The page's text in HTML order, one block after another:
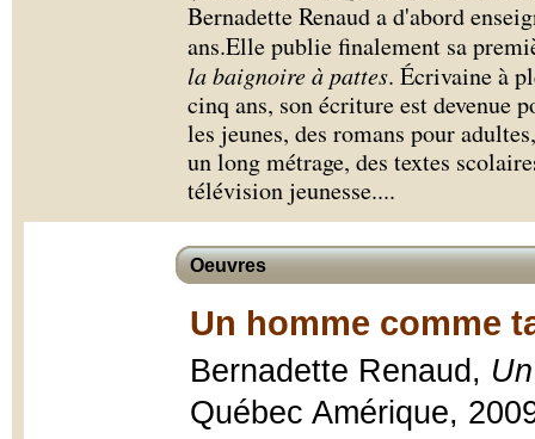
Bernadette Renaud a d'abord
ans.Elle publie finalement sa
la baignoire à pattes. Écrivaine à
cinq ans, son écriture est devenue
les jeunes, des romans pour
un long métrage, des textes
télévision jeunesse....
Oeuvres
Un homme comme
Bernadette Renaud,
Québec Amérique,